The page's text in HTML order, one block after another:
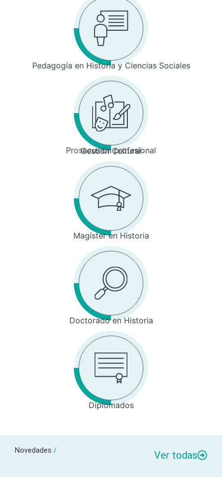
Pedagogía en Historia y Ciencias Sociales
Prosecusión profesional
Gestión Cultural
Magíster en Historia
Doctorado en Historia
Diplomados
Novedades / Ver todas